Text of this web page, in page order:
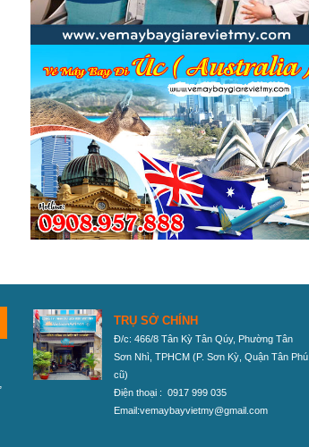
TRỤ SỞ CHÍNH
Đ/c: 466/8 Tân Kỳ Tân Qúy, Phường Tân
Sơn Nhì, TPHCM (P. Sơn Kỳ, Quận Tân Phú
cũ)
Điện thoại : 0917 999 035
Email:vemaybayvietmy@gmail.com